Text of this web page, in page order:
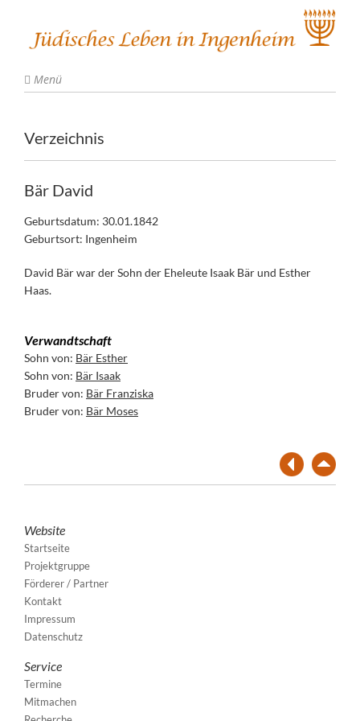
Menü
Verzeichnis
Bär David
Geburtsdatum: 30.01.1842
Geburtsort: Ingenheim
David Bär war der Sohn der Eheleute Isaak Bär und Esther
Haas.
Verwandtschaft
Sohn von: Bär Esther
Sohn von: Bär Isaak
Bruder von: Bär Franziska
Bruder von: Bär Moses
Website
Startseite
Projektgruppe
Förderer / Partner
Kontakt
Impressum
Datenschutz
Service
Termine
Mitmachen